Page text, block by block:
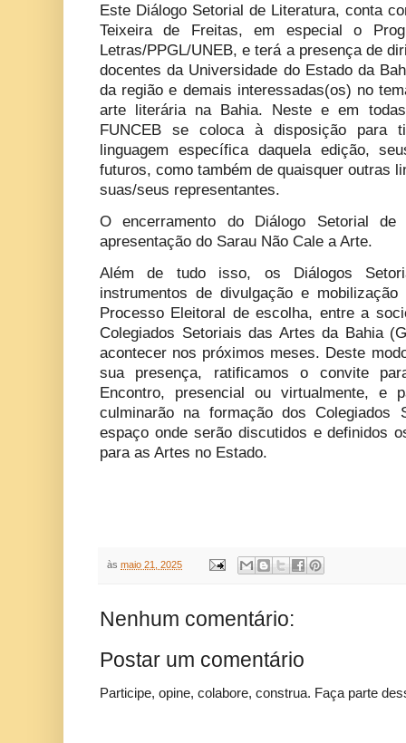
Este Diálogo Setorial de Literatura, conta
Teixeira de Freitas, em especial o
Letras/PPGL/UNEB, e terá a presença de
docentes da Universidade do Estado da
da região e demais interessadas(os) no
arte literária na Bahia. Neste e em
FUNCEB se coloca à disposição para
linguagem específica daquela edição,
futuros, como também de quaisquer outras
suas/seus representantes.
O encerramento do Diálogo Setorial
apresentação do Sarau Não Cale a Arte.
Além de tudo isso, os Diálogos
instrumentos de divulgação e
Processo Eleitoral de escolha, entre a
Colegiados Setoriais das Artes da Bahia
acontecer nos próximos meses. Deste
sua presença, ratificamos o convite
Encontro, presencial ou virtualmente, e
culminarão na formação dos Colegiados
espaço onde serão discutidos e definidos
para as Artes no Estado.
às maio 21, 2025
Nenhum comentário:
Postar um comentário
Participe, opine, colabore, construa. Faça parte